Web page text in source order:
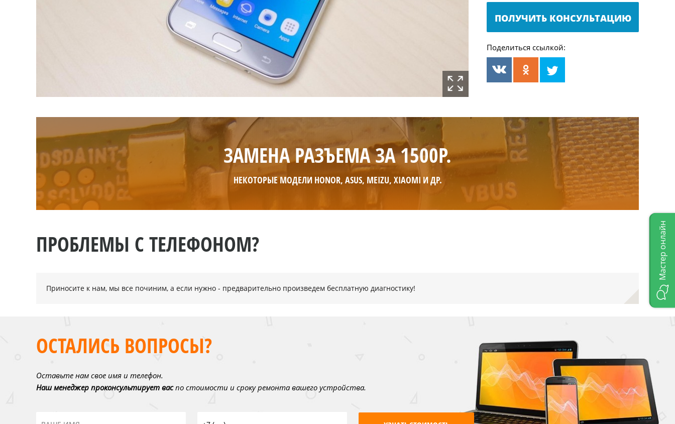
ПОЛУЧИТЬ КОНСУЛЬТАЦИЮ
Поделиться ссылкой:
ЗАМЕНА РАЗЪЕМА ЗА 1500Р.
НЕКОТОРЫЕ МОДЕЛИ HONOR, ASUS, MEIZU, XIAOMI И ДР.
ПРОБЛЕМЫ С ТЕЛЕФОНОМ?
Приносите к нам, мы все починим, а если нужно - предварительно произведем бесплатную диагностику!
ОСТАЛИСЬ ВОПРОСЫ?
Оставьте нам свое имя и телефон.
Наш менеджер проконсультирует васпо стоимости и сроку ремонта вашего устройства.
Мастер онлайн